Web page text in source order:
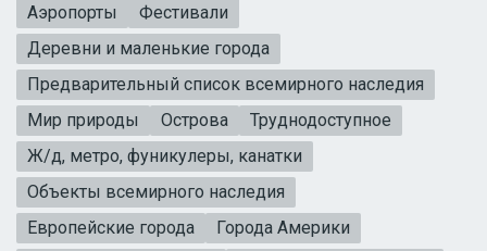
Аэропорты
Фестивали
Деревни и маленькие города
Предварительный список всемирного наследия
Мир природы
Острова
Труднодоступное
Ж/д, метро, фуникулеры, канатки
Объекты всемирного наследия
Европейские города
Города Америки